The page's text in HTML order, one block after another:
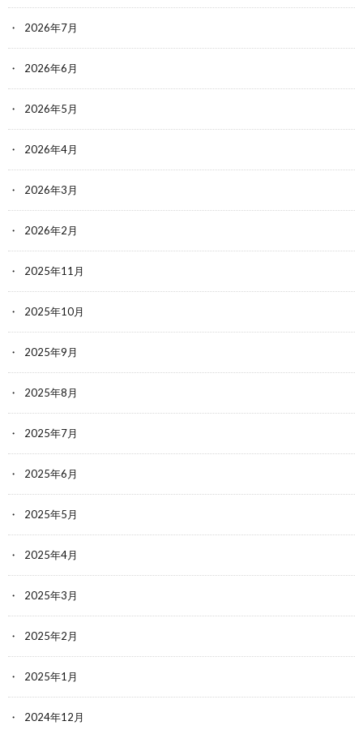
2026年7月
2026年6月
2026年5月
2026年4月
2026年3月
2026年2月
2025年11月
2025年10月
2025年9月
2025年8月
2025年7月
2025年6月
2025年5月
2025年4月
2025年3月
2025年2月
2025年1月
2024年12月